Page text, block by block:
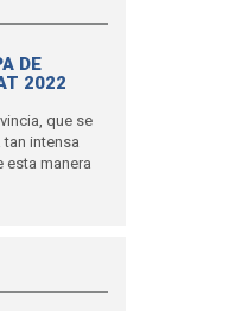
DE
2022
que se
intensa
esta manera